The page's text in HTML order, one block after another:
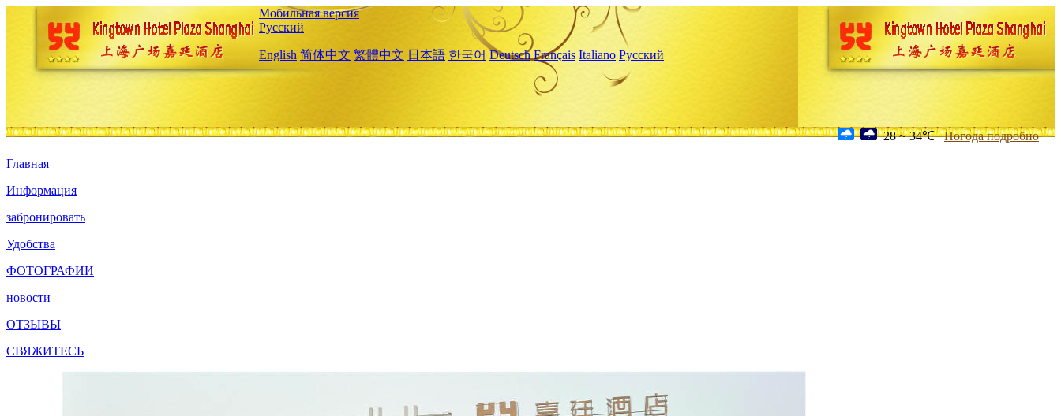
Мобильная версия
Русский
English 简体中文 繁體中文 日本語 한국어 Deutsch Français Italiano Русский
28 ~ 34℃ Погода подробно
Главная
Информация
забронировать
Удобства
ФОТОГРАФИИ
новости
ОТЗЫВЫ
СВЯЖИТЕСЬ